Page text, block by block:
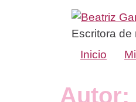
Escritora de
Inicio
Autor: